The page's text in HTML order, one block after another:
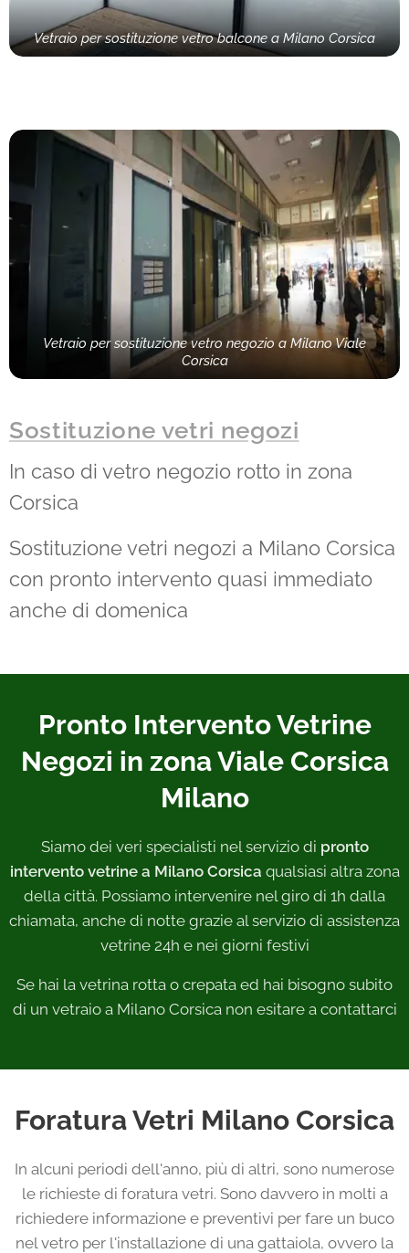
Vetraio per sostituzione vetro balcone a Milano Corsica
Vetraio per sostituzione vetro negozio a Milano Viale
Corsica
Sostituzione vetri negozi
In caso di vetro negozio rotto in zona
Corsica
Sostituzione vetri negozi a Milano Corsica
con pronto intervento quasi immediato
anche di domenica
Pronto Intervento Vetrine
Negozi in zona Viale Corsica
Milano
Siamo dei veri specialisti nel servizio di pronto
intervento vetrine a Milano Corsica qualsiasi altra zona
della città. Possiamo intervenire nel giro di 1h dalla
chiamata, anche di notte grazie al servizio di assistenza
vetrine 24h e nei giorni festivi
Se hai la vetrina rotta o crepata ed hai bisogno subito
di un vetraio a Milano Corsica non esitare a contattarci
Foratura Vetri Milano Corsica
In alcuni periodi dell'anno, più di altri, sono numerose
le richieste di foratura vetri. Sono davvero in molti a
richiedere informazione e preventivi per fare un buco
nel vetro per l'installazione di una gattaiola, ovvero la